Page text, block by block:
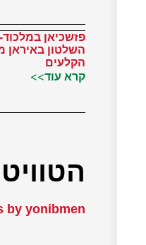
פזשכיאן
השלטון באיראן
הקלעים
קרא עוד>>
by yonibmen